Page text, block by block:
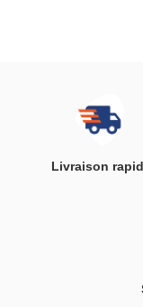
Livraison